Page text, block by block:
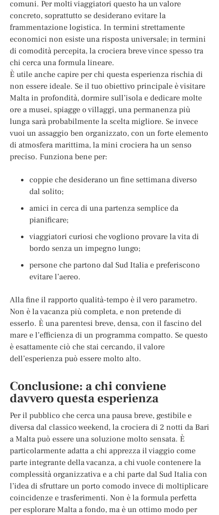
comuni. Per molti viaggiatori questo ha un valore
concreto, soprattutto se desiderano evitare la
frammentazione logistica. In termini strettamente
economici non esiste una risposta universale; in termini
di comodità percepita, la crociera breve vince spesso tra
chi cerca una formula lineare.
È utile anche capire per chi questa esperienza rischia di
non essere ideale. Se il tuo obiettivo principale è visitare
Malta in profondità, dormire sull’isola e dedicare molte
ore a musei, spiagge o villaggi, una permanenza più
lunga sarà probabilmente la scelta migliore. Se invece
vuoi un assaggio ben organizzato, con un forte elemento
di atmosfera marittima, la mini crociera ha un senso
preciso. Funziona bene per:
coppie che desiderano un fine settimana diverso
dal solito;
amici in cerca di una partenza semplice da
pianificare;
viaggiatori curiosi che vogliono provare la vita di
bordo senza un impegno lungo;
persone che partono dal Sud Italia e preferiscono
evitare l’aereo.
Alla fine il rapporto qualità-tempo è il vero parametro.
Non è la vacanza più completa, e non pretende di
esserlo. È una parentesi breve, densa, con il fascino del
mare e l’efficienza di un programma compatto. Se questo
è esattamente ciò che stai cercando, il valore
dell’esperienza può essere molto alto.
Conclusione: a chi conviene
davvero questa esperienza
Per il pubblico che cerca una pausa breve, gestibile e
diversa dal classico weekend, la crociera di 2 notti da Bari
a Malta può essere una soluzione molto sensata. È
particolarmente adatta a chi apprezza il viaggio come
parte integrante della vacanza, a chi vuole contenere la
complessità organizzativa e a chi parte dal Sud Italia con
l’idea di sfruttare un porto comodo invece di moltiplicare
coincidenze e trasferimenti. Non è la formula perfetta
per esplorare Malta a fondo, ma è un ottimo modo per